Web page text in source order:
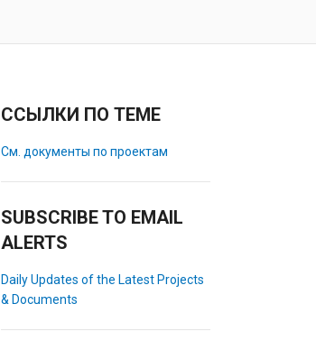
ССЫЛКИ ПО ТЕМЕ
См. документы по проектам
SUBSCRIBE TO EMAIL
ALERTS
Daily Updates of the Latest Projects
& Documents